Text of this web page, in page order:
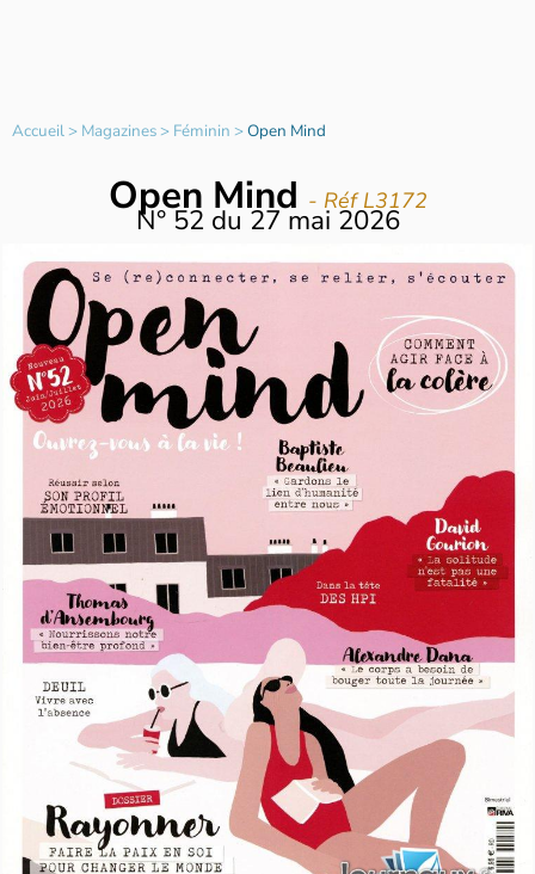
Accueil> Magazines> Féminin >Open Mind
Open Mind - Réf L3172
N°52 du27 mai 2026